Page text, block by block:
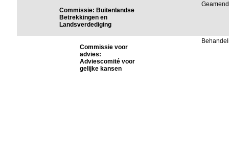
Commissie: Buitenlandse
Betrekkingen en
Landsverdediging
Commissie voor
advies:
Adviescomité voor
gelijke kansen